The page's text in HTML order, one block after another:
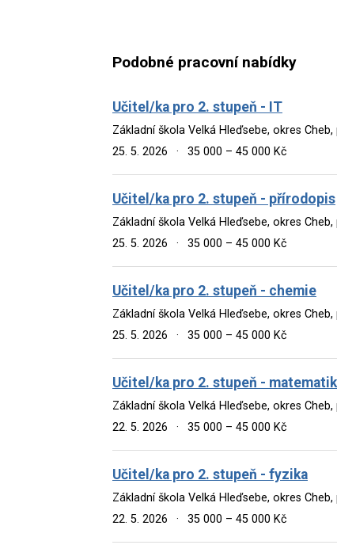
Podobné pracovní nabídky
Učitel/ka pro 2. stupeň - IT
Základní škola Velká Hleďsebe, okres
25. 5. 2026
· 35 000 – 45 000 Kč
Učitel/ka pro 2. stupeň - přírodopis
Základní škola Velká Hleďsebe, okres
25. 5. 2026
· 35 000 – 45 000 Kč
Učitel/ka pro 2. stupeň - chemie
Základní škola Velká Hleďsebe, okres
25. 5. 2026
· 35 000 – 45 000 Kč
Učitel/ka pro 2. stupeň -
Základní škola Velká Hleďsebe, okres
22. 5. 2026
· 35 000 – 45 000 Kč
Učitel/ka pro 2. stupeň - fyzika
Základní škola Velká Hleďsebe, okres
22. 5. 2026
· 35 000 – 45 000 Kč